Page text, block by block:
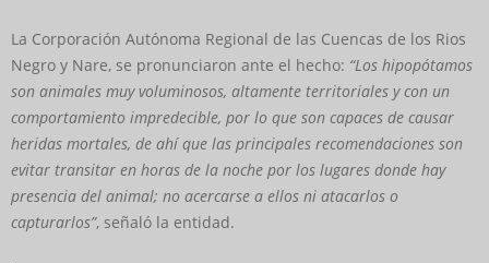
La Corporación Autónoma Regional de las Cuencas de los Rios
Negro y Nare, se pronunciaron ante el hecho: “Los hipopótamos
son animales muy voluminosos, altamente territoriales y con un
comportamiento impredecible, por lo que son capaces de causar
heridas mortales, de ahí que las principales recomendaciones son
evitar transitar en horas de la noche por los lugares donde hay
presencia del animal; no acercarse a ellos ni atacarlos o
capturarlos”, señaló la entidad.